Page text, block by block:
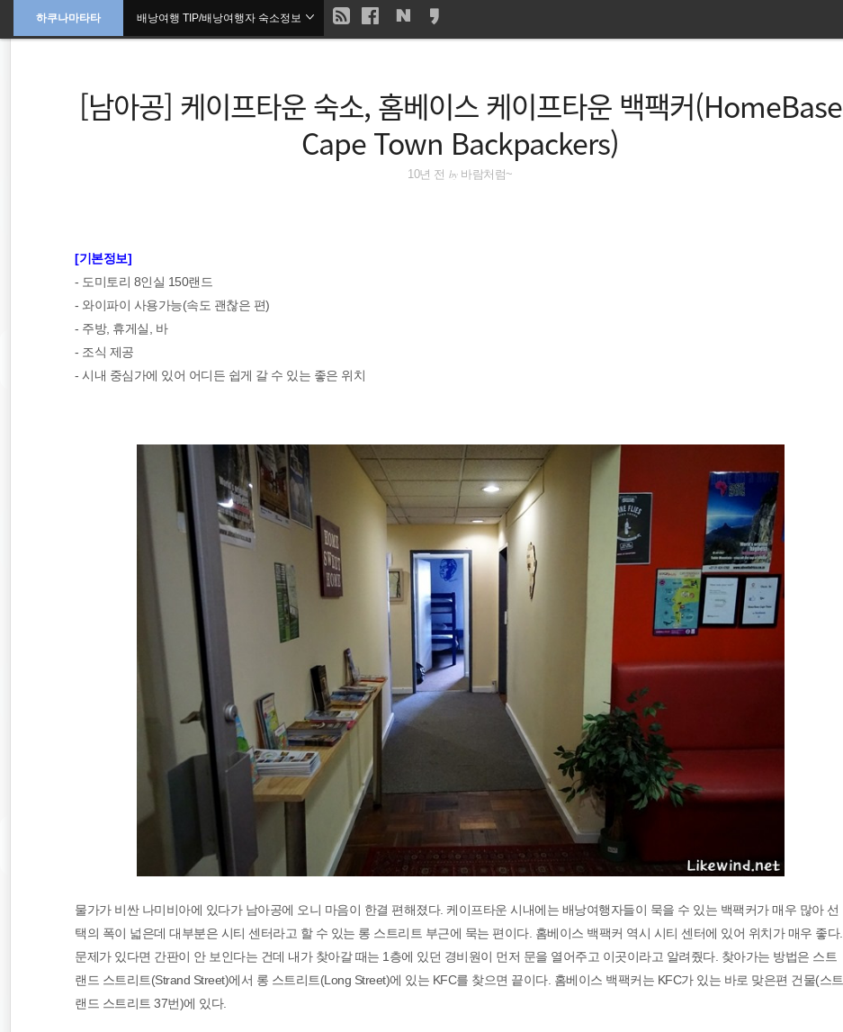
문
하쿠나마타타 현
배낭여행 TIP/배낭여행자 숙소정보
[남아공] 케이프타운 숙소, 홈베이스 케이프타운 백팩커(HomeBase
Cape Town Backpackers)
10년 전 by바람처럼~
[기본정보]
- 도미토리 8인실 150랜드
- 와이파이 사용가능(속도 괜찮은 편)
- 주방, 휴게실, 바
- 조식 제공
- 시내 중심가에 있어 어디든 쉽게 갈 수 있는 좋은 위치
물가가 비싼 나미비아에 있다가 남아공에 오니 마음이 한결 편해졌다. 케이프타운 시내에는 배낭여행자들이 묵을 수 있는 백팩커가 매우 많아 선
택의 폭이 넓은데 대부분은 시티 센터라고 할 수 있는 롱 스트리트 부근에 묵는 편이다. 홈베이스 백팩커 역시 시티 센터에 있어 위치가 매우 좋다.
문제가 있다면 간판이 안 보인다는 건데 내가 찾아갈 때는 1층에 있던 경비원이 먼저 문을 열어주고 이곳이라고 알려줬다. 찾아가는 방법은 스트
랜드 스트리트(Strand Street)에서 롱 스트리트(Long Street)에 있는 KFC를 찾으면 끝이다. 홈베이스 백팩커는 KFC가 있는 바로 맞은편 건물(스트
랜드 스트리트 37번)에 있다.
검
호주
동남아 배낭여행
동남아
동남아시아